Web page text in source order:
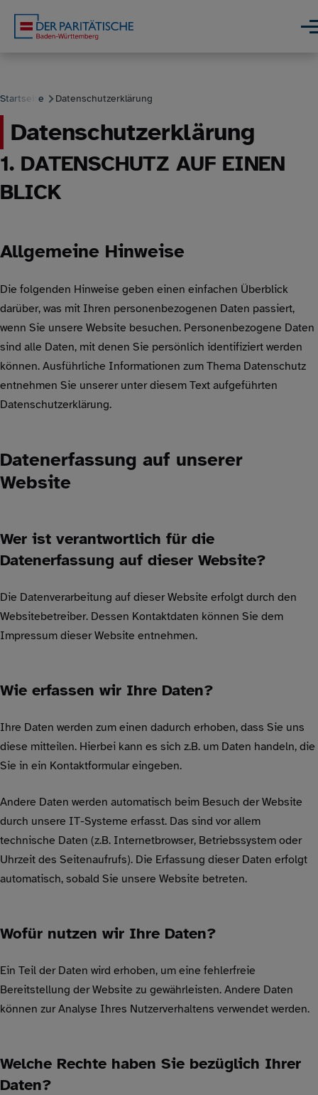
Pfadnavigation
Startseite Datenschutzerklärung
Datenschutzerklärung
1. DATENSCHUTZ AUF EINEN
BLICK
Allgemeine Hinweise
Die folgenden Hinweise geben einen einfachen Überblick
darüber, was mit Ihren personenbezogenen Daten passiert,
wenn Sie unsere Website besuchen. Personenbezogene Daten
sind alle Daten, mit denen Sie persönlich identifiziert werden
können. Ausführliche Informationen zum Thema Datenschutz
entnehmen Sie unserer unter diesem Text aufgeführten
Datenschutzerklärung.
Datenerfassung auf unserer
Website
Wer ist verantwortlich für die
Datenerfassung auf dieser Website?
Die Datenverarbeitung auf dieser Website erfolgt durch den
Websitebetreiber. Dessen Kontaktdaten können Sie dem
Impressum dieser Website entnehmen.
Wie erfassen wir Ihre Daten?
Ihre Daten werden zum einen dadurch erhoben, dass Sie uns
diese mitteilen. Hierbei kann es sich z.B. um Daten handeln, die
Sie in ein Kontaktformular eingeben.
Andere Daten werden automatisch beim Besuch der Website
durch unsere IT-Systeme erfasst. Das sind vor allem
technische Daten (z.B. Internetbrowser, Betriebssystem oder
Uhrzeit des Seitenaufrufs). Die Erfassung dieser Daten erfolgt
automatisch, sobald Sie unsere Website betreten.
Wofür nutzen wir Ihre Daten?
Ein Teil der Daten wird erhoben, um eine fehlerfreie
Bereitstellung der Website zu gewährleisten. Andere Daten
können zur Analyse Ihres Nutzerverhaltens verwendet werden.
Welche Rechte haben Sie bezüglich Ihrer
Daten?